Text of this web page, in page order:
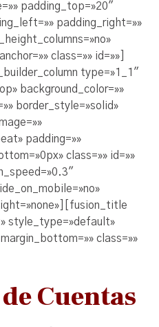
padding_top=»20″
padding_right=»»
class=»» id=»»]
type=»1_1″
background_color=»»
border_style=»solid»
padding=»»
class=»» id=»»
style_type=»default»
class=»»
Cuentas